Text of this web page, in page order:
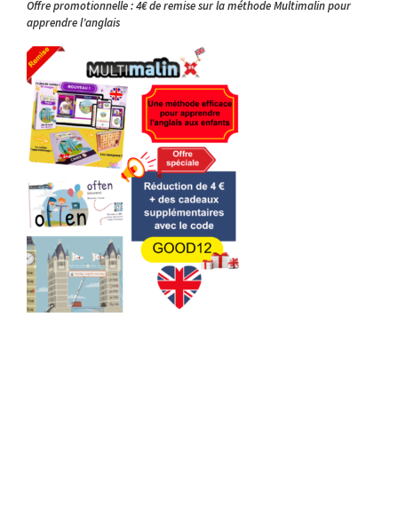
Offre promotionnelle : 4€ de remise sur la méthode Multimalin pour
apprendre l’anglais